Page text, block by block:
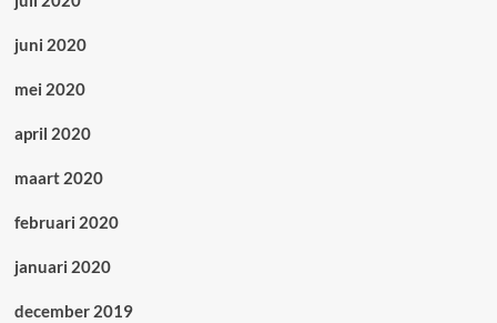
juni 2020
mei 2020
april 2020
maart 2020
februari 2020
januari 2020
december 2019